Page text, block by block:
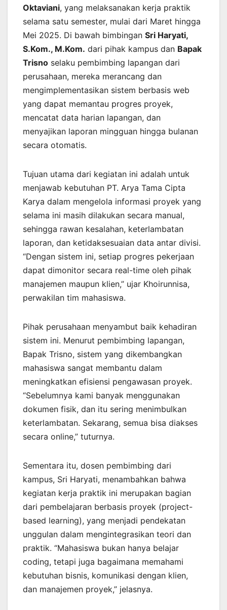
Oktaviani, yang melaksanakan kerja praktik
selama satu semester, mulai dari Maret hingga
Mei 2025. Di bawah bimbingan Sri Haryati,
S.Kom., M.Kom. dari pihak kampus dan Bapak
Trisno selaku pembimbing lapangan dari
perusahaan, mereka merancang dan
mengimplementasikan sistem berbasis web
yang dapat memantau progres proyek,
mencatat data harian lapangan, dan
menyajikan laporan mingguan hingga bulanan
secara otomatis.
Tujuan utama dari kegiatan ini adalah untuk
menjawab kebutuhan PT. Arya Tama Cipta
Karya dalam mengelola informasi proyek yang
selama ini masih dilakukan secara manual,
sehingga rawan kesalahan, keterlambatan
laporan, dan ketidaksesuaian data antar divisi.
“Dengan sistem ini, setiap progres pekerjaan
dapat dimonitor secara real-time oleh pihak
manajemen maupun klien,” ujar Khoirunnisa,
perwakilan tim mahasiswa.
Pihak perusahaan menyambut baik kehadiran
sistem ini. Menurut pembimbing lapangan,
Bapak Trisno, sistem yang dikembangkan
mahasiswa sangat membantu dalam
meningkatkan efisiensi pengawasan proyek.
“Sebelumnya kami banyak menggunakan
dokumen fisik, dan itu sering menimbulkan
keterlambatan. Sekarang, semua bisa diakses
secara online,” tuturnya.
Sementara itu, dosen pembimbing dari
kampus, Sri Haryati, menambahkan bahwa
kegiatan kerja praktik ini merupakan bagian
dari pembelajaran berbasis proyek (project-
based learning), yang menjadi pendekatan
unggulan dalam mengintegrasikan teori dan
praktik. “Mahasiswa bukan hanya belajar
coding, tetapi juga bagaimana memahami
kebutuhan bisnis, komunikasi dengan klien,
dan manajemen proyek,” jelasnya.